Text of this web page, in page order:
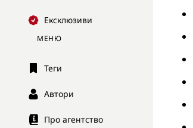
Ексклюзиви
МЕНЮ
Теги
Автори
Про агентство